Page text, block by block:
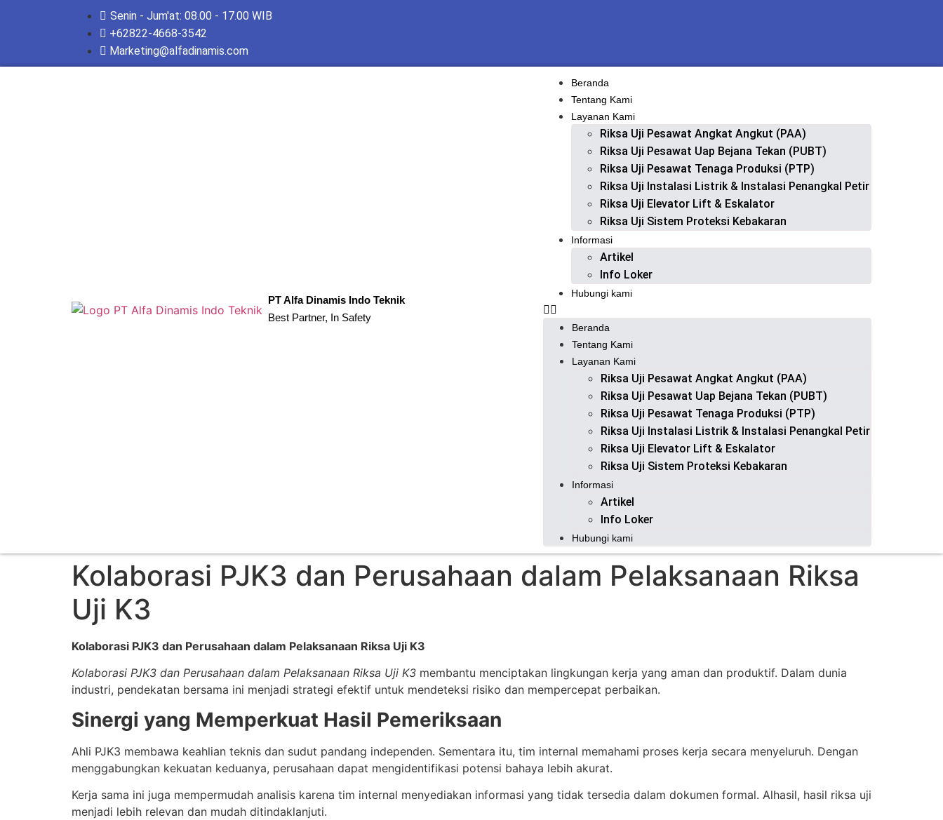
Senin - Jum'at: 08.00 - 17.00 WIB
+62822-4668-3542
Marketing@alfadinamis.com
PT Alfa Dinamis Indo Teknik
Best Partner, In Safety
Beranda
Tentang Kami
Layanan Kami
Riksa Uji Pesawat Angkat Angkut (PAA)
Riksa Uji Pesawat Uap Bejana Tekan (PUBT)
Riksa Uji Pesawat Tenaga Produksi (PTP)
Riksa Uji Instalasi Listrik & Instalasi Penangkal Petir
Riksa Uji Elevator Lift & Eskalator
Riksa Uji Sistem Proteksi Kebakaran
Informasi
Artikel
Info Loker
Hubungi kami
Beranda
Tentang Kami
Layanan Kami
Riksa Uji Pesawat Angkat Angkut (PAA)
Riksa Uji Pesawat Uap Bejana Tekan (PUBT)
Riksa Uji Pesawat Tenaga Produksi (PTP)
Riksa Uji Instalasi Listrik & Instalasi Penangkal Petir
Riksa Uji Elevator Lift & Eskalator
Riksa Uji Sistem Proteksi Kebakaran
Informasi
Artikel
Info Loker
Hubungi kami
Kolaborasi PJK3 dan Perusahaan dalam Pelaksanaan Riksa
Uji K3
Kolaborasi PJK3 dan Perusahaan dalam Pelaksanaan Riksa Uji K3
Kolaborasi PJK3 dan Perusahaan dalam Pelaksanaan Riksa Uji K3 membantu menciptakan lingkungan kerja yang aman dan produktif. Dalam dunia
industri, pendekatan bersama ini menjadi strategi efektif untuk mendeteksi risiko dan mempercepat perbaikan.
Sinergi yang Memperkuat Hasil Pemeriksaan
Ahli PJK3 membawa keahlian teknis dan sudut pandang independen. Sementara itu, tim internal memahami proses kerja secara menyeluruh. Dengan
menggabungkan kekuatan keduanya, perusahaan dapat mengidentifikasi potensi bahaya lebih akurat.
Kerja sama ini juga mempermudah analisis karena tim internal menyediakan informasi yang tidak tersedia dalam dokumen formal. Alhasil, hasil riksa uji
menjadi lebih relevan dan mudah ditindaklanjuti.